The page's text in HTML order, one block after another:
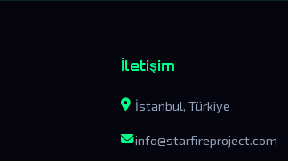
İletişim
İstanbul, Türkiye
info@starfireproject.com